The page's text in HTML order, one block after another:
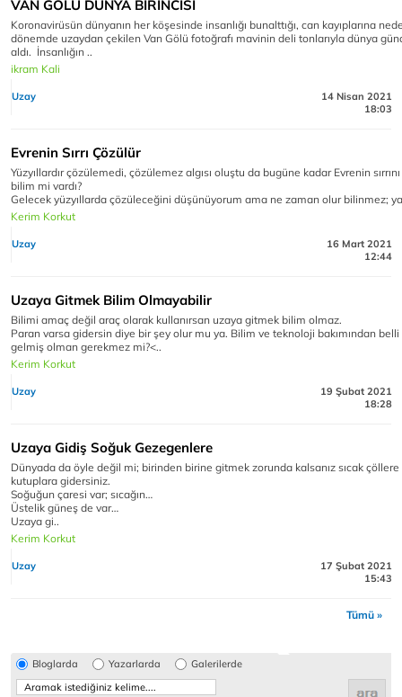
VAN GÖLÜ DÜNYA BİRİNCİSİ
Koronavirüsün dünyanın her köşesinde insanlığı bunalttığı, can kayıplarına
dönemde uzaydan çekilen Van Gölü fotoğrafı mavinin deli tonlarıyla dünya
aldı. İnsanlığın ..
ikram Kali
Uzay
14 Nisan 2021
18:03
Evrenin Sırrı Çözülür
Yüzyıllardır çözülemedi, çözülemez algısı oluştu da bugüne kadar Evrenin
bilim mi vardı?
Gelecek yüzyıllarda çözüleceğini düşünüyorum ama ne zaman olur bilinmez;
Kerim Korkut
Uzay
16 Mart 2021
12:44
Uzaya Gitmek Bilim Olmayabilir
Bilimi amaç değil araç olarak kullanırsan uzaya gitmek bilim olmaz.
Paran varsa gidersin diye bir şey olur mu ya. Bilim ve teknoloji bakımından
gelmiş olman gerekmez mi?<..
Kerim Korkut
Uzay
19 Şubat 2021
18:28
Uzaya Gidiş Soğuk Gezegenlere
Dünyada da öyle değil mi; birinden birine gitmek zorunda kalsanız sıcak
kutuplara gidersiniz.
Soğuğun çaresi var; sıcağın…
Üstelik güneş de var…
Uzaya gi..
Kerim Korkut
Uzay
17 Şubat 2021
15:43
Tümü »
Bloglarda Yazarlarda Galerilerde